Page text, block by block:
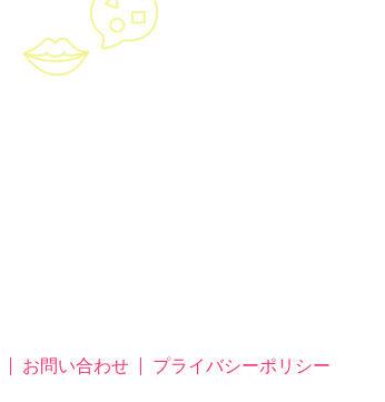
お問い合わせ プライバシーポリシー